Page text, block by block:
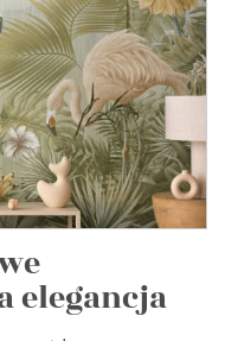
elegancja